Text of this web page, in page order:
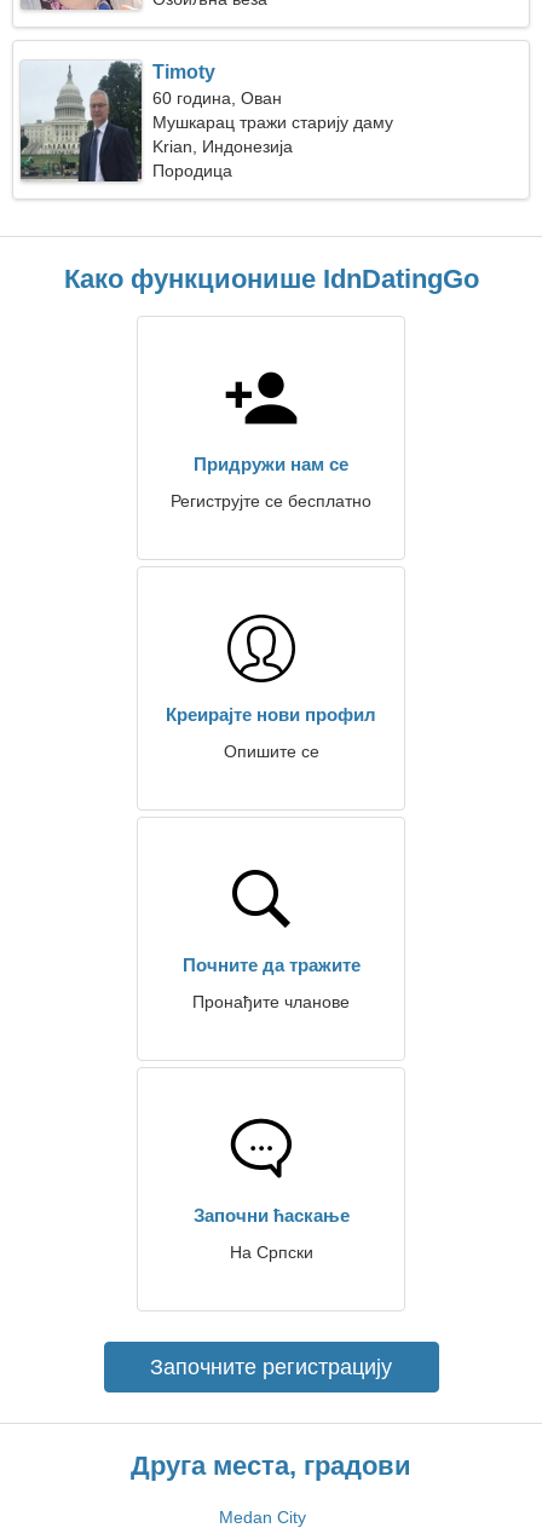
Timoty
60 година, Ован
Мушкарац тражи старију даму
Krian, Индонезија
Породица
Како функционише IdnDatingGo
Придружи нам се
Региструјте се бесплатно
Креирајте нови профил
Опишите се
Почните да тражите
Пронађите чланове
Започни ћаскање
На Српски
Започните регистрацију
Друга места, градови
Medan City